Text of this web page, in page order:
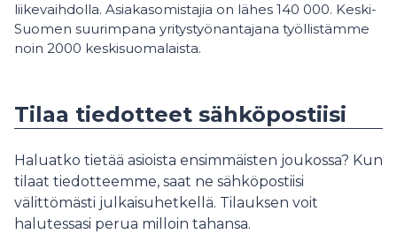
liikevaihdolla. Asiakasomistajia on lähes 140 000. Keski-
Suomen suurimpana yritystyönantajana työllistämme
noin 2000 keskisuomalaista.
Tilaa tiedotteet sähköpostiisi
Haluatko tietää asioista ensimmäisten joukossa? Kun
tilaat tiedotteemme, saat ne sähköpostiisi
välittömästi julkaisuhetkellä. Tilauksen voit
halutessasi perua milloin tahansa.